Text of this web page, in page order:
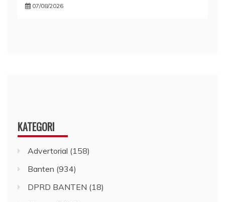
07/08/2026
KATEGORI
Advertorial (158)
Banten (934)
DPRD BANTEN (18)